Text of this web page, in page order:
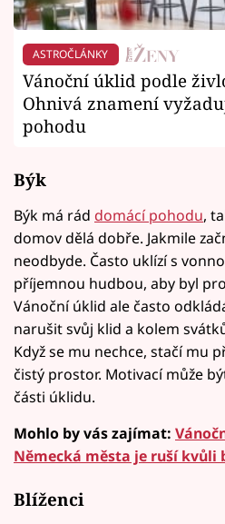
ASTROČLÁNKY
Vánoční úklid podle
Ohnivá znamení
pohodu
Býk
Býk má rád domácí pohodu,
domov dělá dobře. Jakmile
neodbyde. Často uklízí s
příjemnou hudbou, aby byl
Vánoční úklid ale často
narušit svůj klid a kolem
Když se mu nechce, stačí mu
čistý prostor. Motivací může
části úklidu.
Mohlo by vás zajímat:
Německá města je ruší kvůli
Blíženci